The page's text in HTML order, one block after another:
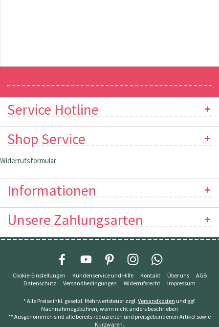
Service Hotline
Shop Service
Widerrufsformular
Informationen
Unsere Zahlungsarten
Cookie-Einstellungen Kundenservice und Hilfe Kontakt Über uns
AGB
Datenschutz
Versandbedingungen Widerrufsrecht Impressum
* Alle Preise inkl. gesetzl. Mehrwertsteuer zzgl. Versandkosten und ggf.
Nachnahmegebühren, wenn nicht anders beschrieben
** Ausgenommen sind alle bereits reduzierten und preisgebundenen Artikel sowie
Kurzwaren.